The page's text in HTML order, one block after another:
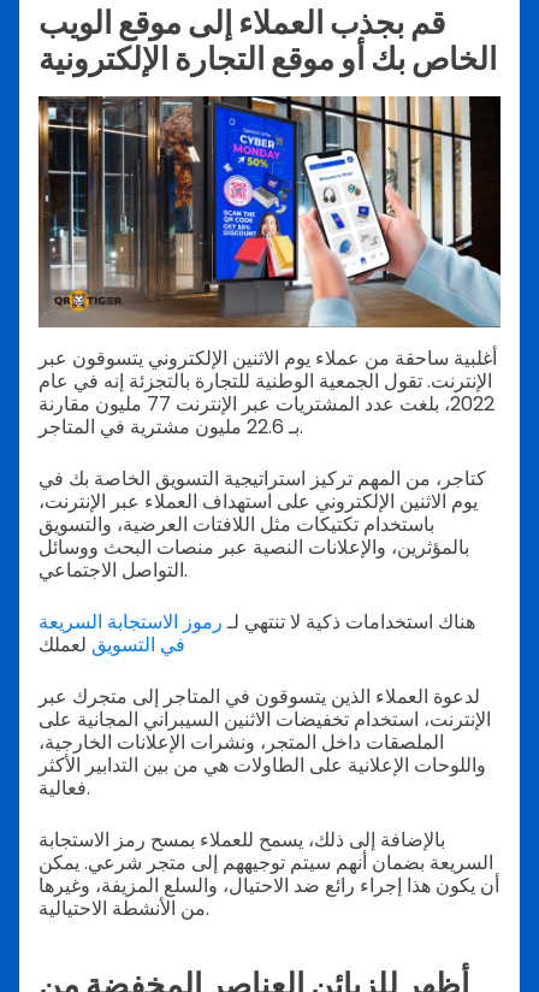
قم بجذب العملاء إلى موقع الويب
الخاص بك أو موقع التجارة الإلكترونية
أغلبية ساحقة من عملاء يوم الاثنين الإلكتروني يتسوقون عبر
الإنترنت. تقول الجمعية الوطنية للتجارة بالتجزئة إنه في عام
2022، بلغت عدد المشتريات عبر الإنترنت 77 مليون مقارنة
بـ 22.6 مليون مشترية في المتاجر.
كتاجر، من المهم تركيز استراتيجية التسويق الخاصة بك في
يوم الاثنين الإلكتروني على استهداف العملاء عبر الإنترنت،
باستخدام تكتيكات مثل اللافتات العرضية، والتسويق
بالمؤثرين، والإعلانات النصية عبر منصات البحث ووسائل
التواصل الاجتماعي.
هناك استخدامات ذكية لا تنتهي لـرموز الاستجابة السريعة
في التسويق لعملك
لدعوة العملاء الذين يتسوقون في المتاجر إلى متجرك عبر
الإنترنت، استخدام تخفيضات الاثنين السيبراني المجانية على
الملصقات داخل المتجر، ونشرات الإعلانات الخارجية،
واللوحات الإعلانية على الطاولات هي من بين التدابير الأكثر
فعالية.
بالإضافة إلى ذلك، يسمح للعملاء بمسح رمز الاستجابة
السريعة بضمان أنهم سيتم توجيههم إلى متجر شرعي. يمكن
أن يكون هذا إجراء رائع ضد الاحتيال، والسلع المزيفة، وغيرها
من الأنشطة الاحتيالية.